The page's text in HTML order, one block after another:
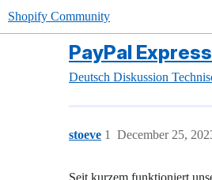
Shopify Community
PayPal
Deutsch Diskussion
stoeve December 25,
1
Seit kurzem funktioniert